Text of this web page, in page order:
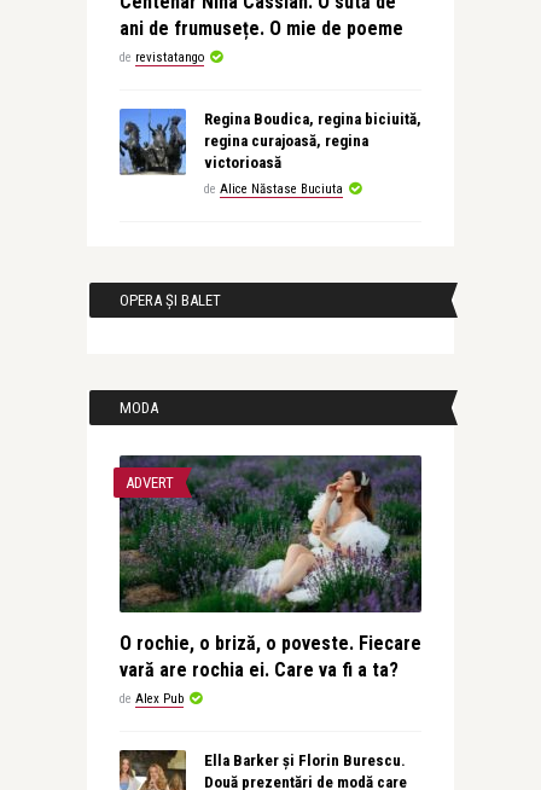
ani de frumusețe. O mie de poeme
de revistatango
Regina Boudica, regina biciuită,
regina curajoasă, regina
victorioasă
de Alice Năstase Buciuta
OPERA ȘI BALET
MODA
ADVERT
O rochie, o briză, o poveste. Fiecare
vară are rochia ei. Care va fi a ta?
de Alex Pub
Ella Barker și Florin Burescu.
Două prezentări de modă care